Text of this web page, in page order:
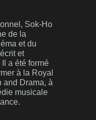
Sok-Ho
de la
et du
et
a été formé
à la Royal
and Drama, à
musicale